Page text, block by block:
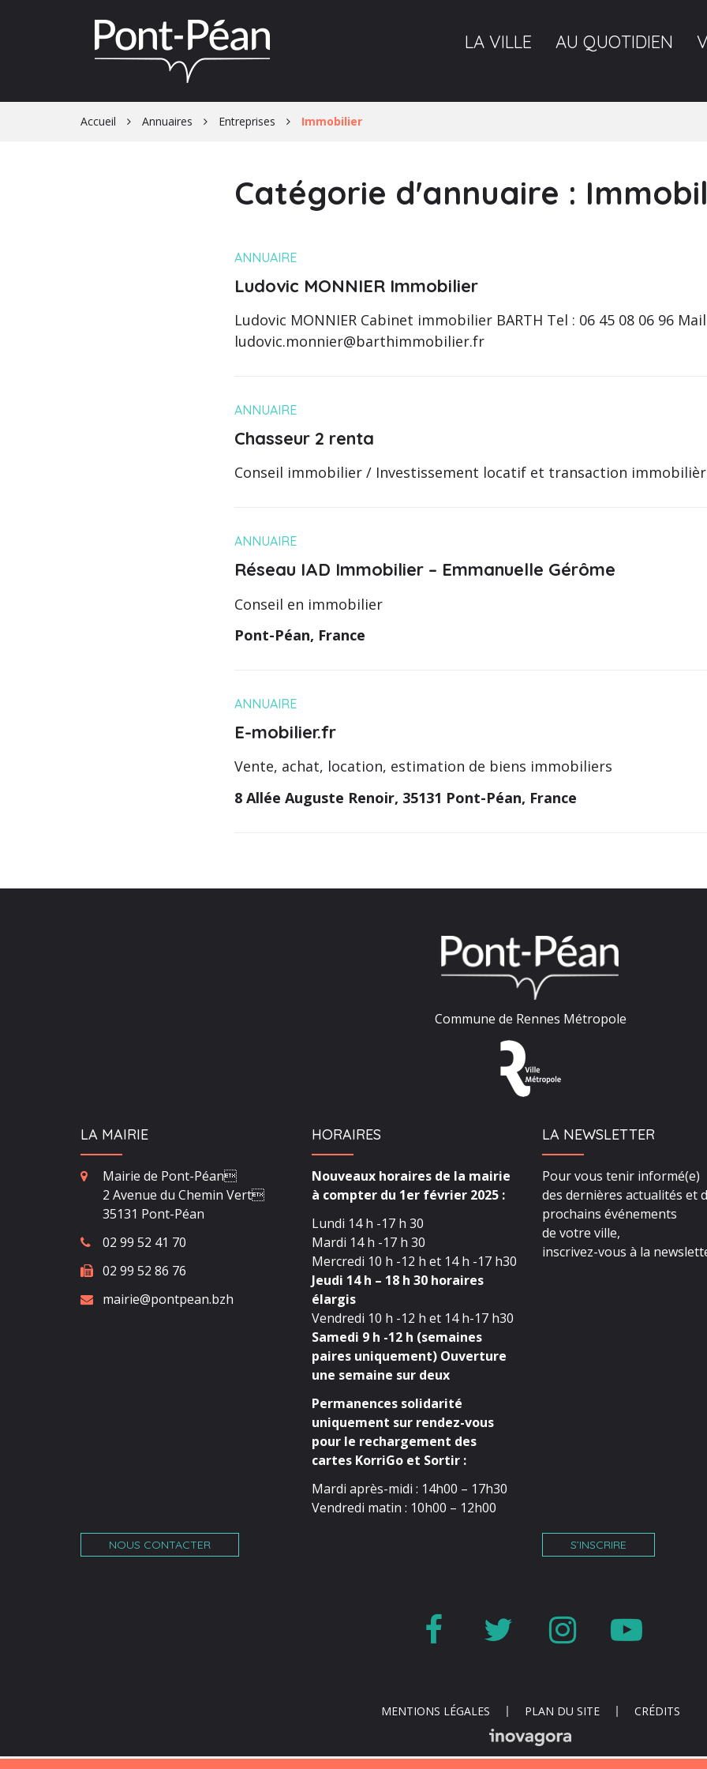
LA VILLE AU QUOTIDIEN
Accueil Annuaires Entreprises Immobilier
Catégorie d'annuaire :
ANNUAIRE
Ludovic MONNIER Immobilier
Ludovic MONNIER Cabinet immobilier BARTH Tel : 06 45 08 06 96
ludovic.monnier@barthimmobilier.fr
ANNUAIRE
Chasseur 2 renta
Conseil immobilier / Investissement locatif et transaction
ANNUAIRE
Réseau IAD Immobilier – Emmanuelle Gérôme
Conseil en immobilier
Pont-Péan, France
ANNUAIRE
E-mobilier.fr
Vente, achat, location, estimation de biens immobiliers
8 Allée Auguste Renoir, 35131 Pont-Péan, France
Commune de Rennes Métropole
LA MAIRIE
Mairie de Pont-Péan
2 Avenue du Chemin Vert
35131 Pont-Péan
02 99 52 41 70
02 99 52 86 76
mairie@pontpean.bzh
NOUS CONTACTER
HORAIRES
Nouveaux horaires de la mairie
à compter du 1er février 2025 :
Lundi 14 h -17 h 30
Mardi 14 h -17 h 30
Mercredi 10 h -12 h et 14 h -17 h30
Jeudi 14 h – 18 h 30 horaires
élargis
Vendredi 10 h -12 h et 14 h-17 h30
Samedi 9 h -12 h (semaines
paires uniquement) Ouverture
une semaine sur deux
Permanences solidarité
uniquement sur rendez-vous
pour le rechargement des
cartes KorriGo et Sortir :
Mardi après-midi : 14h00 – 17h30
Vendredi matin : 10h00 – 12h00
LA NEWSLETTER
Pour vous tenir informé(e)
des dernières actualités et
prochains événements
de votre ville,
inscrivez-vous à la
S’INSCRIRE
Lien
compte
Facebook
Lien
compte
Twitter
Lien
compte
MENTIONS LÉGALES PLAN DU SITE CRÉDITS